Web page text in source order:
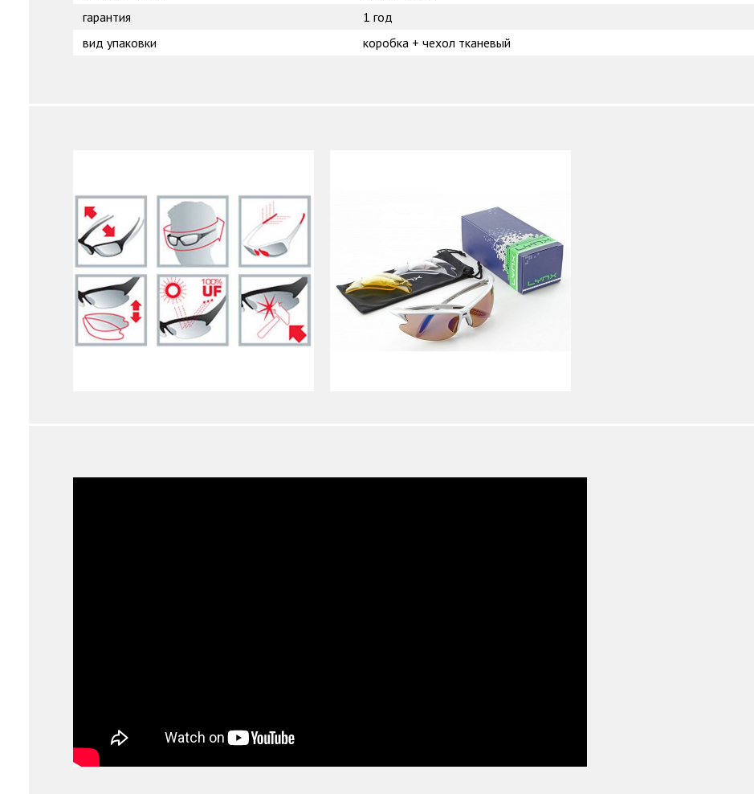
гарантия
1 год
вид упаковки
коробка + чехол тканевый